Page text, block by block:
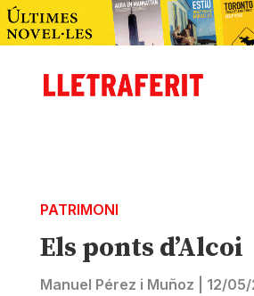
PATRIMONI
Els ponts d’Alcoi
Manuel Pérez i Muñoz 12/